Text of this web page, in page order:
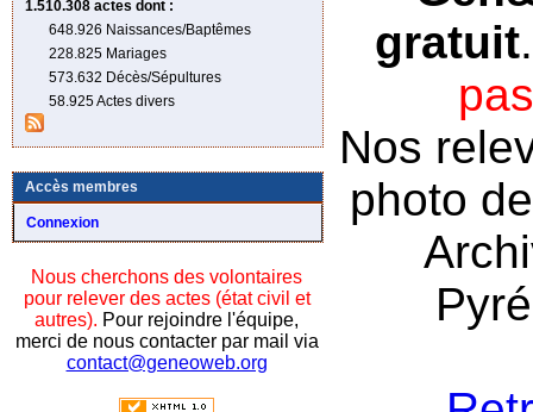
1.510.308 actes dont :
648.926 Naissances/Baptêmes
228.825 Mariages
573.632 Décès/Sépultures
58.925 Actes divers
Accès membres
Connexion
Nous cherchons des volontaires
pour relever des actes (état civil et
autres). Pour rejoindre l'équipe,
merci de nous contacter par mail via
contact@geneoweb.org
gratuit
Nos
photo